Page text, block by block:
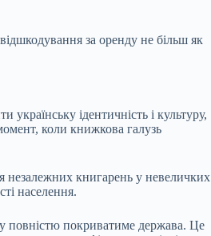
за оренду не більш як
ідентичність і культуру,
коли книжкова галузь
незалежних книгарень у невеличких
населення.
повністю покриватиме держава. Це